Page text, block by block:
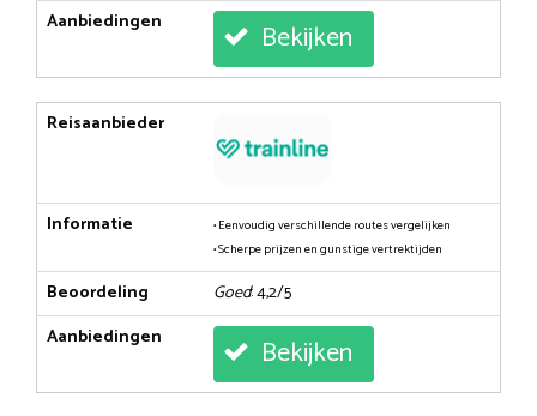
Aanbiedingen
Bekijken
Reisaanbieder
Informatie
• Eenvoudig verschillende routes vergelijken
• Scherpe prijzen en gunstige vertrektijden
Beoordeling Goed: 4,2/5
Aanbiedingen
Bekijken